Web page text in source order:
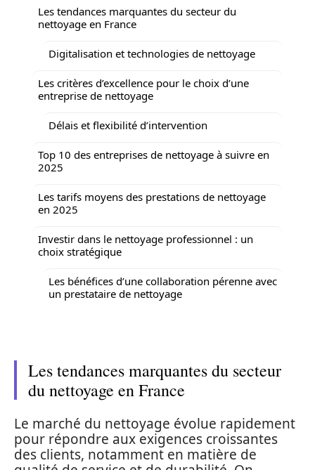
Les tendances marquantes du secteur du
nettoyage en France
Digitalisation et technologies de nettoyage
Les critères d’excellence pour le choix d’une
entreprise de nettoyage
Délais et flexibilité d’intervention
Top 10 des entreprises de nettoyage à suivre en
2025
Les tarifs moyens des prestations de nettoyage
en 2025
Investir dans le nettoyage professionnel : un
choix stratégique
Les bénéfices d’une collaboration pérenne avec
un prestataire de nettoyage
Les tendances marquantes du secteur
du nettoyage en France
Le marché du nettoyage évolue rapidement
pour répondre aux exigences croissantes
des clients, notamment en matière de